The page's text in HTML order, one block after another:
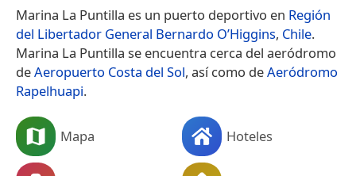
Marina La Puntilla es un puerto deportivo en Región
del Libertador General Bernardo O’Higgins, Chile.
Marina La Puntilla se encuentra cerca del aeródromo
deAeropuerto Costa del Sol, así como deAeródromo
Rapelhuapi.
Mapa Hoteles